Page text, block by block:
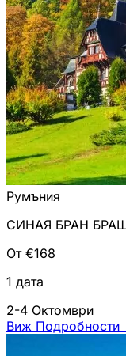
Румъния
СИНАЯ БРАН
От €168
1 дата
2-4 Октомври
Виж Подробности